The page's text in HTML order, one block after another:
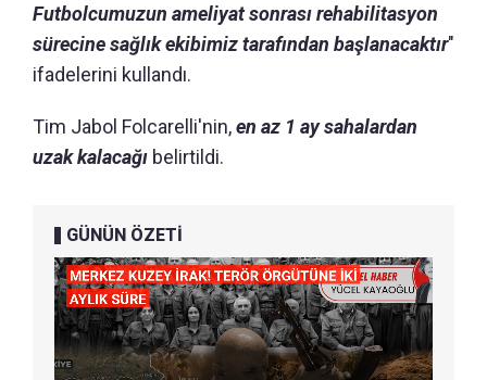
Futbolcumuzun ameliyat sonrası rehabilitasyon
sürecine sağlık ekibimiz tarafından başlanacaktır"
ifadelerini kullandı.
Tim Jabol Folcarelli'nin,en az 1 ay sahalardan
uzak kalacağı belirtildi.
GÜNÜN ÖZETİ